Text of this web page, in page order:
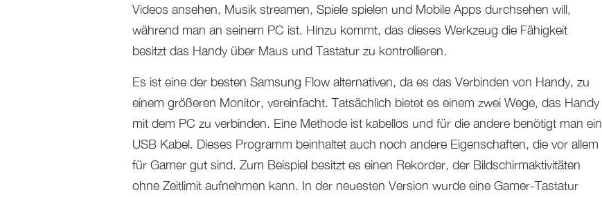
Videos ansehen, Musik streamen, Spiele spielen und Mobile Apps durchsehen will,
während man an seinem PC ist. Hinzu kommt, das dieses Werkzeug die Fähigkeit
besitzt das Handy über Maus und Tastatur zu kontrollieren.
Es ist eine der besten Samsung Flow alternativen, da es das Verbinden von Handy, zu
einem größeren Monitor, vereinfacht. Tatsächlich bietet es einem zwei Wege, das Handy
mit dem PC zu verbinden. Eine Methode ist kabellos und für die andere benötigt man ein
USB Kabel. Dieses Programm beinhaltet auch noch andere Eigenschaften, die vor allem
für Gamer gut sind. Zum Beispiel besitzt es einen Rekorder, der Bildschirmaktivitäten
ohne Zeitlimit aufnehmen kann. In der neuesten Version wurde eine Gamer-Tastatur